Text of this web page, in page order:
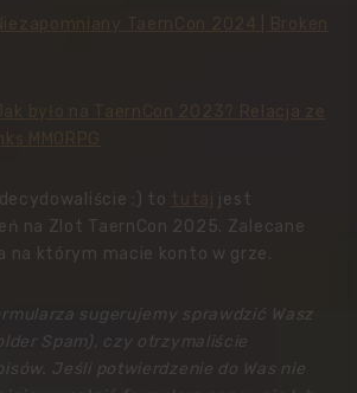
;) to
jest
na Zlot TaernCon 202 5. Zalecane
na którym macie konto w grze.
sugerujemy sprawdzić Wasz
Spam), czy otrzymaliście
Jeśli potwierdzenie do Was nie